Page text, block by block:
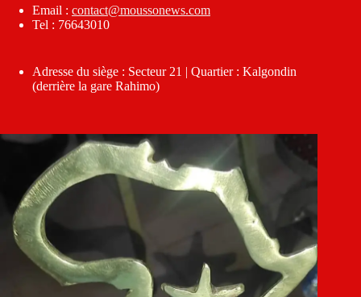
Email : contact@moussonews.com
Tel : 76643010
Adresse du siège : Secteur 21 | Quartier : Kalgondin
(derrière la gare Rahimo)